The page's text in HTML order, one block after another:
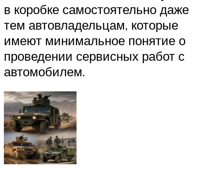
в коробке самостоятельно даже
тем автовладельцам, которые
имеют минимальное понятие о
проведении сервисных работ с
автомобилем.